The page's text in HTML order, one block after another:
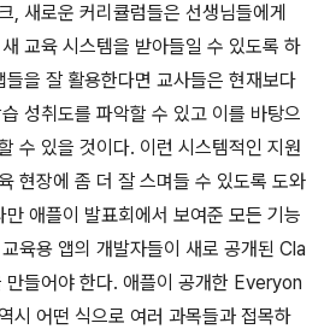
, 새로운 커리큘럼들은 선생님들에게
교육 시스템을 받아들일 수 있도록 하
을 잘 활용한다면 교사들은 현재보다
성취도를 파악할 수 있고 이를 바탕으
수 있을 것이다. 이런 시스템적인 지원
현장에 좀 더 잘 스며들 수 있도록 도와
애플이 발표회에서 보여준 모든 기능
육용 앱의 개발자들이 새로 공개된 Cla
들어야 한다. 애플이 공개한 Everyon
어떤 식으로 여러 과목들과 접목하